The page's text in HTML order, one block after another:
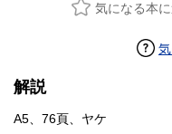
気になる本
解説
A5、76頁、ヤケ